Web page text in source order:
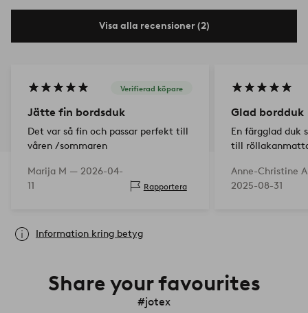
Visa alla recensioner (2)
Verifierad köpare
Jätte fin bordsduk
Det var så fin och passar perfekt till
våren /sommaren
Marija M — 2026-04-
11
Rapportera
Glad bordduk
En färgglad duk
till
Anne-Christine
2025-08-31
Information kring betyg
Share your favourites
#jotex